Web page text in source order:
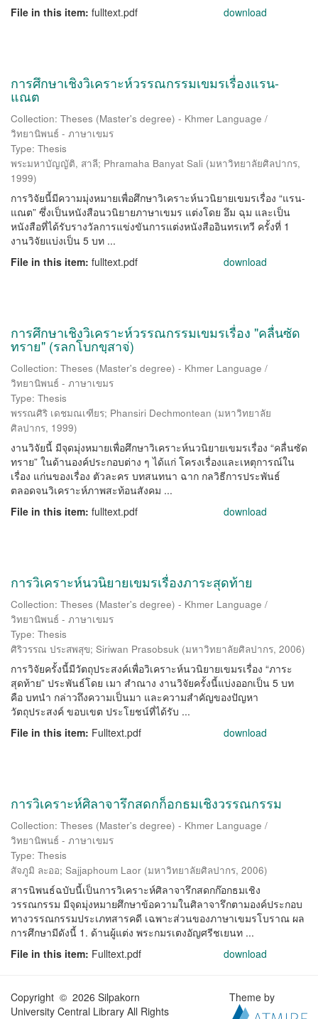
File in this item: fulltext.pdf download
การศึกษาเชิงวิเคราะห์วรรณกรรมเขมรเรื่องแรน-
แณต
Collection: Theses (Master's degree) - Khmer Language /
วิทยานิพนธ์ - ภาษาเขมร
Type: Thesis
พระมหาบัญญัติ, สาลี; Phramaha Banyat Sali (มหาวิทยาลัยศิลปากร,
1999)
การวิจัยนี้มีความมุ่งหมายเพื่อศึกษาวิเคราะห์นวนิยายเขมรเรื่อง “แรน-
แณต” ซึ่งเป็นหนังสือนวนิยายภาษาเขมร แต่งโดย อึม ฉุม และเป็น
หนังสือที่ได้รับรางวัลการแข่งขันการแต่งหนังสืออินทรเทวี ครั้งที่ 1
งานวิจัยแบ่งเป็น 5 บท ...
File in this item: fulltext.pdf download
การศึกษาเชิงวิเคราะห์วรรณกรรมเขมรเรื่อง "คลื่นซัด
ทราย" (รลกโบกขฺสาจ่)
Collection: Theses (Master's degree) - Khmer Language /
วิทยานิพนธ์ - ภาษาเขมร
Type: Thesis
พรรณศิริ เดชมณเฑียร; Phansiri Dechmontean (มหาวิทยาลัย
ศิลปากร, 1999)
งานวิจัยนี้ มีจุดมุ่งหมายเพื่อศึกษาวิเคราะห์นวนิยายเขมรเรื่อง “คลื่นซัด
ทราย” ในด้านองค์ประกอบต่าง ๆ ได้แก่ โครงเรื่องและเหตุการณ์ใน
เรื่อง แก่นของเรื่อง ตัวละคร บทสนทนา ฉาก กลวิธีการประพันธ์
ตลอดจนวิเคราะห์ภาพสะท้อนสังคม ...
File in this item: fulltext.pdf download
การวิเคราะห์นวนิยายเขมรเรื่องภาระสุดท้าย
Collection: Theses (Master's degree) - Khmer Language /
วิทยานิพนธ์ - ภาษาเขมร
Type: Thesis
ศิริวรรณ ประสพสุข; Siriwan Prasobsuk (มหาวิทยาลัยศิลปากร, 2006)
การวิจัยครั้งนี้มีวัตถุประสงค์เพื่อวิเคราะห์นวนิยายเขมรเรื่อง “ภาระ
สุดท้าย” ประพันธ์โดย เมา สำณาง งานวิจัยครั้งนี้แบ่งออกเป็น 5 บท
คือ บทนำ กล่าวถึงความเป็นมา และความสำคัญของปัญหา
วัตถุประสงค์ ขอบเขต ประโยชน์ที่ได้รับ ...
File in this item: Fulltext.pdf download
การวิเคราะห์ศิลาจารึกสดกก็อกธมเชิงวรรณกรรม
Collection: Theses (Master's degree) - Khmer Language /
วิทยานิพนธ์ - ภาษาเขมร
Type: Thesis
สัจภูมิ ละออ; Sajjaphoum Laor (มหาวิทยาลัยศิลปากร, 2006)
สารนิพนธ์ฉบับนี้เป็นการวิเคราะห์ศิลาจารึกสดกก๊อกธมเชิง
วรรณกรรม มีจุดมุ่งหมายศึกษาข้อความในศิลาจารึกตามองค์ประกอบ
ทางวรรณกรรมประเภทสารคดี เฉพาะส่วนของภาษาเขมรโบราณ ผล
การศึกษามีดังนี้ 1. ด้านผู้แต่ง พระกมรเตงอัญศรีชเยนท ...
File in this item: Fulltext.pdf download
Copyright © 2026 Silpakorn
University Central Library All Rights
Theme by